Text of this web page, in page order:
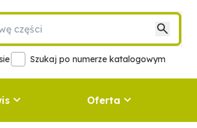
Szukaj po numerze katalogowym
Oferta